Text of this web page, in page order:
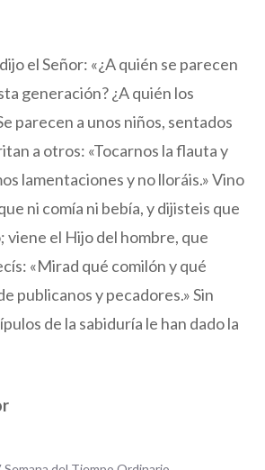
el Señor: «¿A quién se parecen
generación? ¿A quién los
parecen a unos niños, sentados
a otros: «Tocarnos la flauta y
lamentaciones y no lloráis.» Vino
ni comía ni bebía, y dijisteis que
viene el Hijo del hombre, que
«Mirad qué comilón y qué
publicanos y pecadores.» Sin
de la sabiduría le han dado la